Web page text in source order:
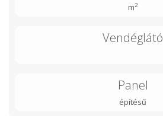
m2
Vendéglátó
Panel
építésű